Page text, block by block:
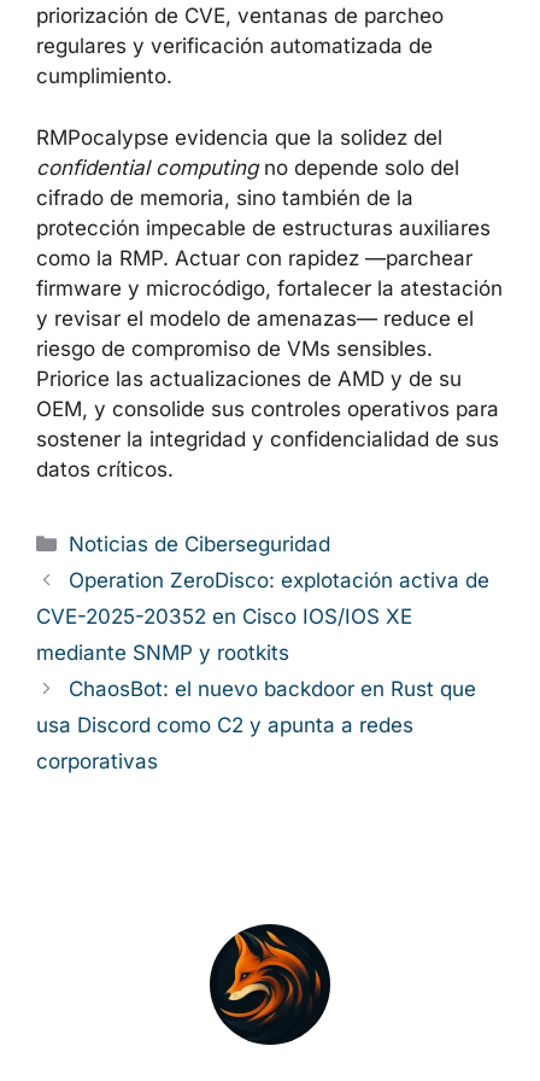
priorización de CVE, ventanas de parcheo
regulares y verificación automatizada de
cumplimiento.
RMPocalypse evidencia que la solidez del
confidential computingno depende solo del
cifrado de memoria, sino también de la
protección impecable de estructuras auxiliares
como la RMP. Actuar con rapidez —parchear
firmware y microcódigo, fortalecer la atestación
y revisar el modelo de amenazas— reduce el
riesgo de compromiso de VMs sensibles.
Priorice las actualizaciones de AMD y de su
OEM, y consolide sus controles operativos para
sostener la integridad y confidencialidad de sus
datos críticos.
Categorías
Noticias de Ciberseguridad
Operation ZeroDisco: explotación activa de
CVE-2025-20352 en Cisco IOS/IOS XE
mediante SNMP y rootkits
ChaosBot: el nuevo backdoor en Rust que
usa Discord como C2 y apunta a redes
corporativas